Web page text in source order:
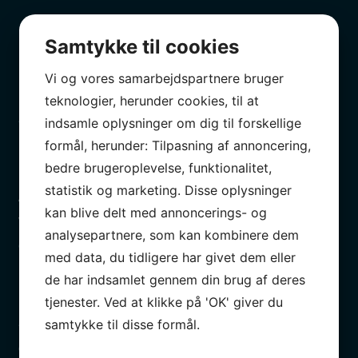
Professionelt
Nyeste og mest avancerede udstyr indenfor
autobranchen.
Altid gratis lånebil
Vi har en bil klar til dig, så du er kørende, mens din bil
er på værksted.
SOS Vejhjælp
Gratis vejhjælp efter 1. serviceeftersyn
Samtykke til cookies
Vi og vores samarbejdspartnere bruger
teknologier, herunder cookies, til at
indsamle oplysninger om dig til forskellige
formål, herunder: Tilpasning af annoncering,
bedre brugeroplevelse, funktionalitet,
statistik og marketing. Disse oplysninger
kan blive delt med annoncerings- og
analysepartnere, som kan kombinere dem
med data, du tidligere har givet dem eller
de har indsamlet gennem din brug af deres
tjenester. Ved at klikke på 'OK' giver du
samtykke til disse formål.